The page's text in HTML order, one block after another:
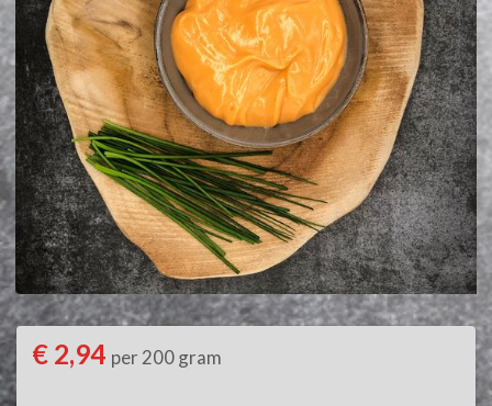
€ 2,94 per 200 gram